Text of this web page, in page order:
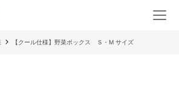
【クール仕様】野菜ボックス Ｓ・M サイズ